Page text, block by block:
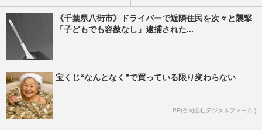
《千葉県八街市》ドライバーで近隣住民を次々と襲撃
「子どもでも容赦なし」逮捕された...
宝くじ“なんとなく”で買っている限り変わらない
PR(合同会社デジタルファーム )